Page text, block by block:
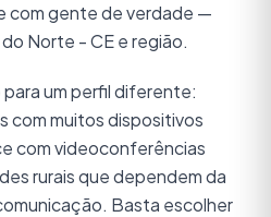
com gente de verdade —
Norte - CE e região.
um perfil diferente:
com muitos dispositivos
com videoconferências
rurais que dependem da
Basta escolher